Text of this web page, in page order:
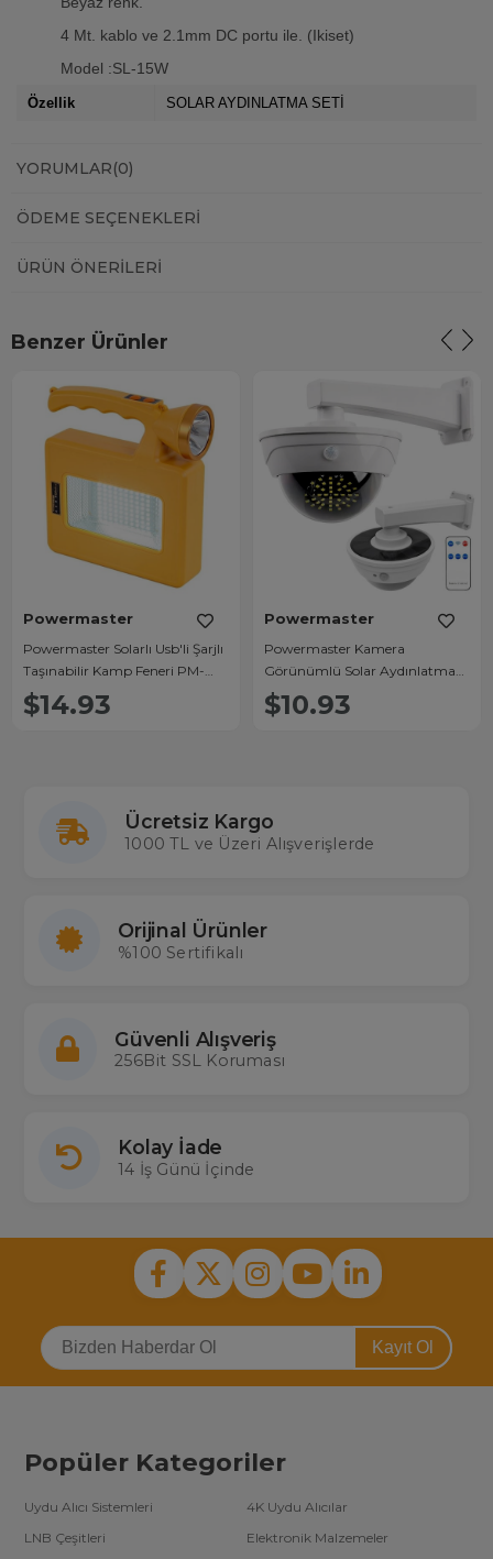
4 Mt. kablo ve 2.1mm DC portu ile. (Ikiset)
Model :SL-15W
Özellik SOLAR AYDINLATMA SETİ
YORUMLAR(0)
ÖDEME SEÇENEKLERI
ÜRÜN ÖNERILERI
Benzer Ürünler
Powermaster
Powermaster Solarlı Usb'li Şarjlı
Taşınabilir Kamp Feneri PM-
16044
$14.93
Powermaster
Powermaster Kamera
Görünümlü Solar Aydınlatma
PM-17622
$10.93
Ücretsiz Kargo
1000 TL ve Üzeri Alışverişlerde
Orijinal Ürünler
%100 Sertifikalı
Güvenli Alışveriş
256Bit SSL Koruması
Kolay İade
14 İş Günü İçinde
Kayıt Ol
Popüler Kategoriler
Uydu Alıcı Sistemleri
4K Uydu Alıcılar
LNB Çeşitleri
Elektronik Malzemeler